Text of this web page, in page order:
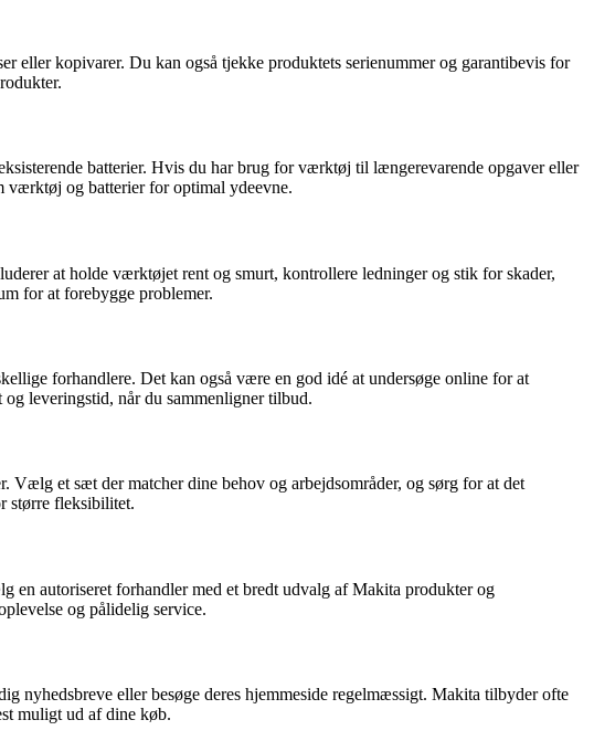
eller kopivarer. Du kan også tjekke produktets serienummer og garantibevis for
batterier. Hvis du har brug for værktøj til længerevarende opgaver eller
værktøj og batterier for optimal ydeevne.
at holde værktøjet rent og smurt, kontrollere ledninger og stik for skader,
for at forebygge problemer.
forhandlere. Det kan også være en god idé at undersøge online for at
leveringstid, når du sammenligner tilbud.
et sæt der matcher dine behov og arbejdsområder, og sørg for at det
større fleksibilitet.
autoriseret forhandler med et bredt udvalg af Makita produkter og
og pålidelig service.
nyhedsbreve eller besøge deres hjemmeside regelmæssigt. Makita tilbyder ofte
muligt ud af dine køb.